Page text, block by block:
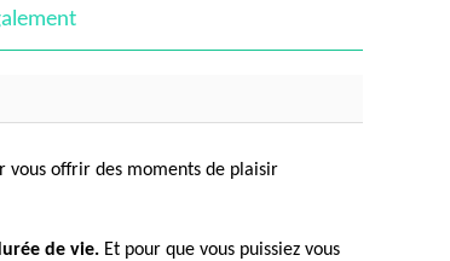
vous offrir des moments de plaisir
de vie. Et pour que vous puissiez vous